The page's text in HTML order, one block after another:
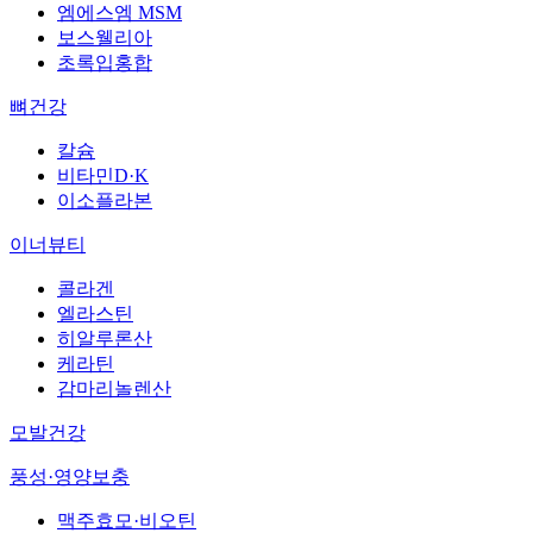
엠에스엠 MSM
보스웰리아
초록입홍합
뼈건강
칼슘
비타민D·K
이소플라본
이너뷰티
콜라겐
엘라스틴
히알루론산
케라틴
감마리놀렌산
모발건강
풍성·영양보충
맥주효모·비오틴